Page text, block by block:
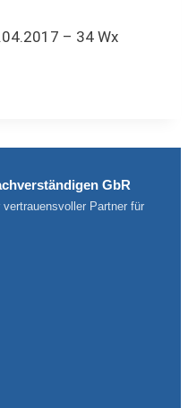
– 34 Wx
GbR
Partner für